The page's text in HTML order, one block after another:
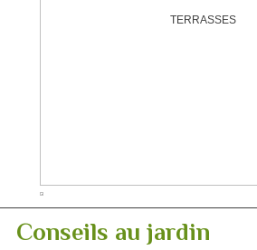
TERRASSES
Conseils au jardin